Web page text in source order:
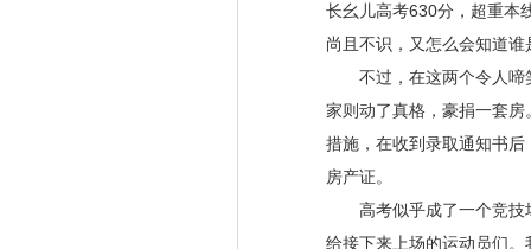
长幺儿高考630分，超重本
尚且不识，又怎么会知道
不过，在这两个令人啼
家则动了真格，豪捐一套房
措施，在收到录取通知书
房产证。
高考似乎成了一个竞技
给接下来上场的运动员们